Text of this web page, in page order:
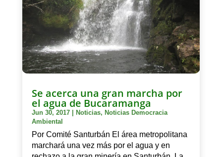
Se acerca una gran marcha por
el agua de Bucaramanga
Jun 30, 2017| Noticias, Noticias Democracia
Ambiental
Por Comité Santurbán El área metropolitana
marchará una vez más por el agua y en